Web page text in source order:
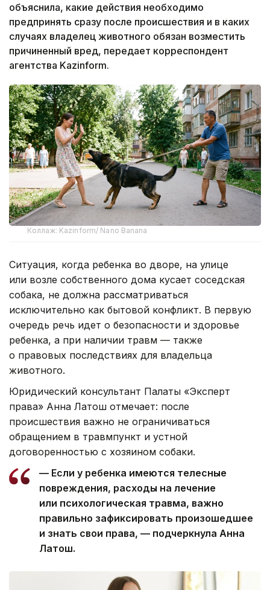
объяснила, какие действия необходимо
предпринять сразу после происшествия и в каких
случаях владелец животного обязан возместить
причиненный вред, передает корреспондент
агентства Kazinform.
Коллаж: Kazinform/ Nano Banana
Ситуация, когда ребенка во дворе, на улице
или возле собственного дома кусает соседская
собака, не должна рассматриваться
исключительно как бытовой конфликт. В первую
очередь речь идет о безопасности и здоровье
ребенка, а при наличии травм — также
о правовых последствиях для владельца
животного.
Юридический консультант Палаты «Эксперт
права» Анна Латош отмечает: после
происшествия важно не ограничиваться
обращением в травмпункт и устной
договоренностью с хозяином собаки.
— Если у ребенка имеются телесные
повреждения, расходы на лечение
или психологическая травма, важно
правильно зафиксировать произошедшее
и знать свои права, — подчеркнула Анна
Латош.